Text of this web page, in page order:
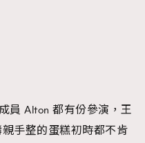
員 Alton 都有份參演，王
手整的蛋糕初時都不肯